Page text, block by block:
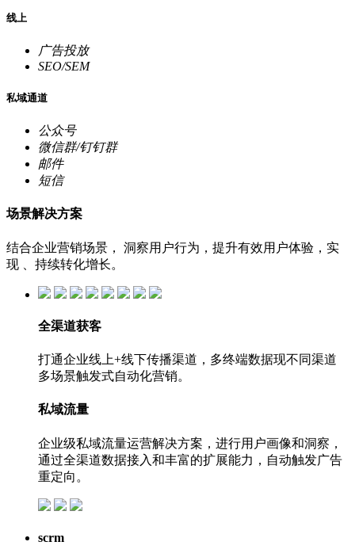
线上
广告投放
SEO/SEM
私域通道
公众号
微信群/钉钉群
邮件
短信
场景解决方案
结合企业营销场景， 洞察用户行为，提升有效用户体验，实
现 、持续转化增长。
全渠道获客
打通企业线上+线下传播渠道，多终端数据现不同渠道
多场景触发式自动化营销。
私域流量
企业级私域流量运营解决方案，进行用户画像和洞察，
通过全渠道数据接入和丰富的扩展能力，自动触发广告
重定向。
scrm